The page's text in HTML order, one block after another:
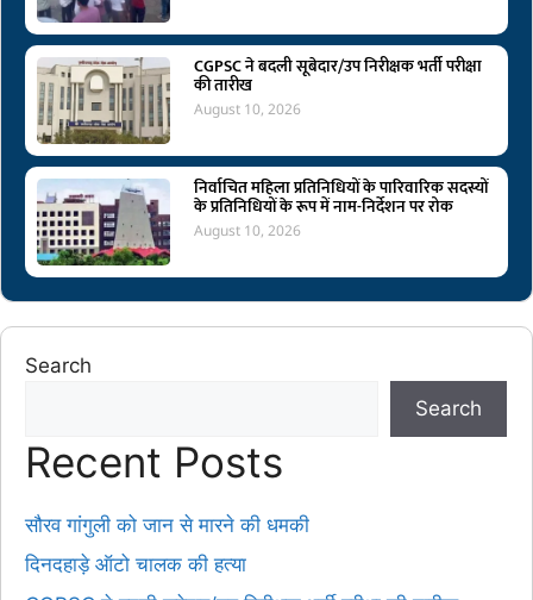
CGPSC ने बदली सूबेदार/उप निरीक्षक भर्ती परीक्षा
की तारीख
August 10, 2026
निर्वाचित महिला प्रतिनिधियों के पारिवारिक सदस्यों
के प्रतिनिधियों के रूप में नाम-निर्देशन पर रोक
August 10, 2026
Search
Search
Recent Posts
सौरव गांगुली को जान से मारने की धमकी
दिनदहाड़े ऑटो चालक की हत्या